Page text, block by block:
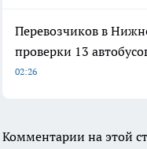
Перевозчиков в
проверки 13
02:26
Комментарии на этой